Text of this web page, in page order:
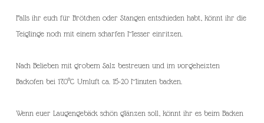
Falls ihr euch für Brötchen oder Stangen entschieden habt, könnt ihr die
Teiglinge noch mit einem scharfen Messer einritzen.
Nach Belieben mit grobem Salz bestreuen und im vorgeheizten
Backofen bei 170°C Umluft ca. 15-20 Minuten backen.
Wenn euer Laugengebäck schön glänzen soll, könnt ihr es beim Backen